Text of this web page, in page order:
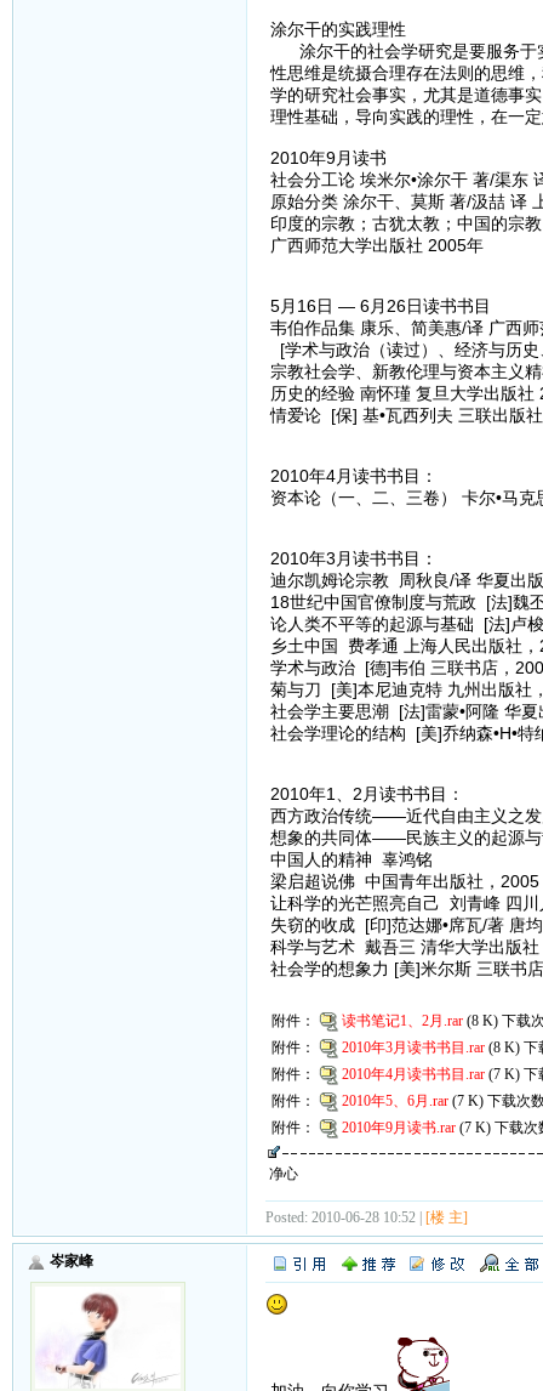
涂尔干的实践理性
涂尔干的社会学研究是要服务于
性思维是统摄合理存在法则的思维
学的研究社会事实，尤其是道德事
理性基础，导向实践的理性，在一
2010年9月读书
社会分工论 埃米尔•涂尔干 著/渠东
原始分类 涂尔干、莫斯 著/汲喆 译
印度的宗教；古犹太教；中国的宗
广西师范大学出版社 2005年
5月16日 — 6月26日读书书目
韦伯作品集 康乐、简美惠/译 广西
[学术与政治（读过）、经济与历
宗教社会学、新教伦理与资本主义
历史的经验 南怀瑾 复旦大学出版社
情爱论 [保] 基•瓦西列夫 三联出版
2010年4月读书书目：
资本论（一、二、三卷） 卡尔•马
2010年3月读书书目：
迪尔凯姆论宗教 周秋良/译 华夏出
18世纪中国官僚制度与荒政 [法]魏
论人类不平等的起源与基础 [法]卢
乡土中国 费孝通 上海人民出版社
学术与政治 [德]韦伯 三联书店，
菊与刀 [美]本尼迪克特 九州出版社
社会学主要思潮 [法]雷蒙•阿隆 华
社会学理论的结构 [美]乔纳森•H•
2010年1、2月读书书目：
西方政治传统——近代自由主义之
想象的共同体——民族主义的起源与
中国人的精神 辜鸿铭
梁启超说佛 中国青年出版社，2005
让科学的光芒照亮自己 刘青峰 四
失窃的收成 [印]范达娜•席瓦/著 唐
科学与艺术 戴吾三 清华大学出版
社会学的想象力 [美]米尔斯 三联
附件： 读书笔记1、2月.rar(8 K) 下载
附件：
2010年3月读书书目.rar(8 K) 下
附件：
2010年4月读书书目.rar(7 K) 下
附件：
2010年5、6月.rar(7 K) 下载次
附件：
2010年9月读书.rar(7 K) 下载次
净心
Posted: 2010-06-28 10:52 | [楼 主]
岑家峰